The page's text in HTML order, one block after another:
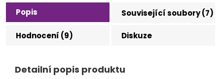
Popis Související soubory (7)
Hodnocení (9) Diskuze
Detailní popis produktu